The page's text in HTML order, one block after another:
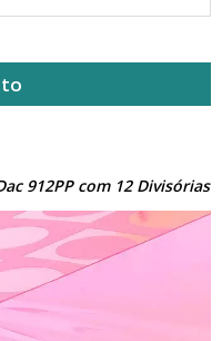
912PP com 12 Divisórias